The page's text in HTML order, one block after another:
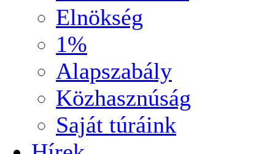
Elnökség
1%
Alapszabály
Közhasznúság
Saját túráink